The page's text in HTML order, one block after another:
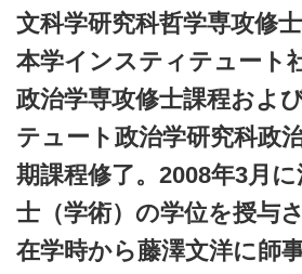
文科学研究科哲学専攻修
本学インスティテュート
政治学専攻修士課程およ
テュート政治学研究科政
期課程修了。2008年3月
士（学術）の学位を授与
在学時から藤澤文洋に師